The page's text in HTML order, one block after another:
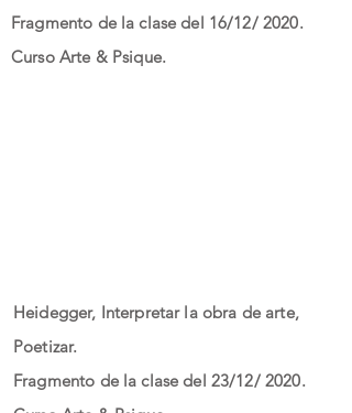
Fragmento de la clase del 16/12/ 2020.
Curso Arte & Psique.
Heidegger, Interpretar la obra de arte,
Poetizar.
Fragmento de la clase del 23/12/ 2020.